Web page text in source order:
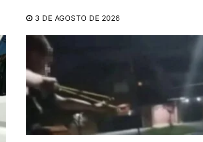
3 DE AGOSTO DE 2026